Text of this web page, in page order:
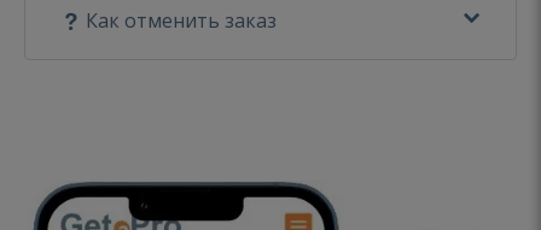
Как отменить заказ